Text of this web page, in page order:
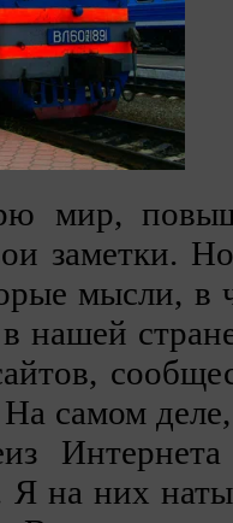
мир,
заметки.
мысли, в
нашей
На самом
Я на них